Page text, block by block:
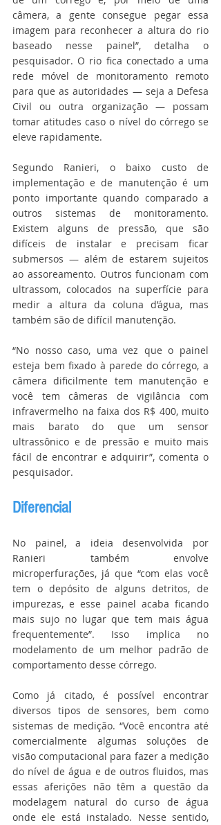
câmera, a gente consegue pegar essa
imagem para reconhecer a altura do rio
baseado nesse painel”, detalha o
pesquisador. O rio fica conectado a uma
rede móvel de monitoramento remoto
para que as autoridades — seja a Defesa
Civil ou outra organização — possam
tomar atitudes caso o nível do córrego se
eleve rapidamente.
Segundo Ranieri, o baixo custo de
implementação e de manutenção é um
ponto importante quando comparado a
outros sistemas de monitoramento.
Existem alguns de pressão, que são
difíceis de instalar e precisam ficar
submersos — além de estarem sujeitos
ao assoreamento. Outros funcionam com
ultrassom, colocados na superfície para
medir a altura da coluna d’água, mas
também são de difícil manutenção.
“No nosso caso, uma vez que o painel
esteja bem fixado à parede do córrego, a
câmera dificilmente tem manutenção e
você tem câmeras de vigilância com
infravermelho na faixa dos R$ 400, muito
mais barato do que um sensor
ultrassônico e de pressão e muito mais
fácil de encontrar e adquirir”, comenta o
pesquisador.
Diferencial
No painel, a ideia desenvolvida por
Ranieri também envolve
microperfurações, já que “com elas você
tem o depósito de alguns detritos, de
impurezas, e esse painel acaba ficando
mais sujo no lugar que tem mais água
frequentemente”. Isso implica no
modelamento de um melhor padrão de
comportamento desse córrego.
Como já citado, é possível encontrar
diversos tipos de sensores, bem como
sistemas de medição. “Você encontra até
comercialmente algumas soluções de
visão computacional para fazer a medição
do nível de água e de outros fluidos, mas
essas aferições não têm a questão da
modelagem natural do curso de água
onde ele está instalado. Nesse sentido,